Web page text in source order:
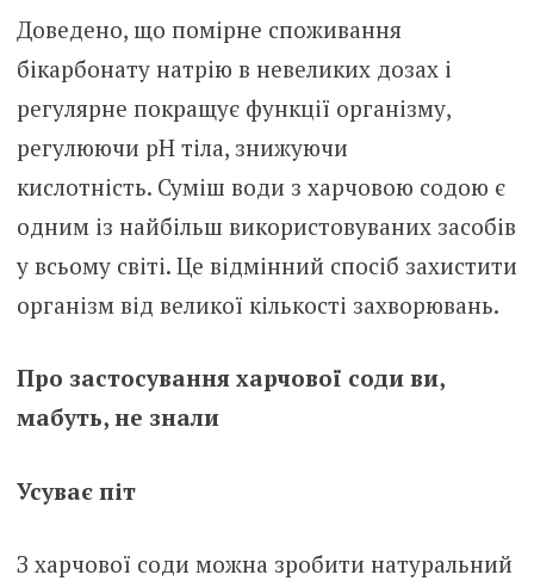
Доведено, що помірне споживання
бікарбонату натрію в невеликих дозах і
регулярне покращує функції організму,
регулюючи рН тіла, знижуючи
кислотність. Суміш води з харчовою содою є
одним із найбільш використовуваних засобів
у всьому світі. Це відмінний спосіб захистити
організм від великої кількості захворювань.
Про застосування харчової соди ви,
мабуть, не знали
Усуває піт
З харчової соди можна зробити натуральний